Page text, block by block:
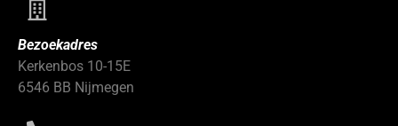
Bezoekadres
Kerkenbos 10-15E
6546 BB Nijmegen